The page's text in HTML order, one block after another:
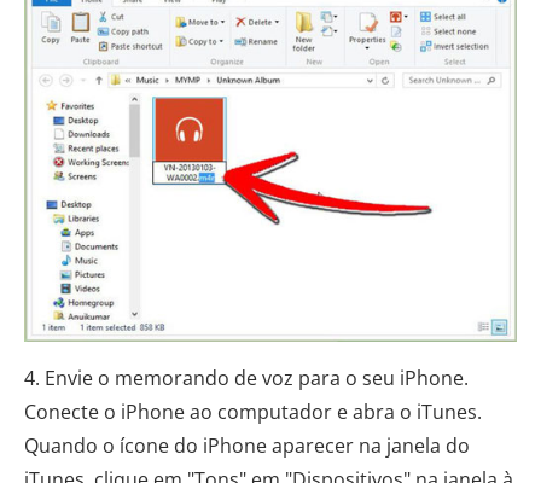
4. Envie o memorando de voz para o seu iPhone.
Conecte o iPhone ao computador e abra o iTunes.
Quando o ícone do iPhone aparecer na janela do